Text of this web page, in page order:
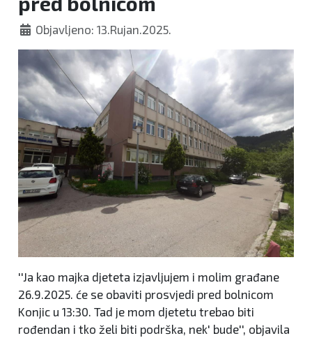
Objavljeno: 13.Rujan.2025.
''Ja kao majka djeteta izjavljujem i molim građane
26.9.2025. će se obaviti prosvjedi pred bolnicom
Konjic u 13:30. Tad je mom djetetu trebao biti
rođendan i tko želi biti podrška, nek' bude'', objavila